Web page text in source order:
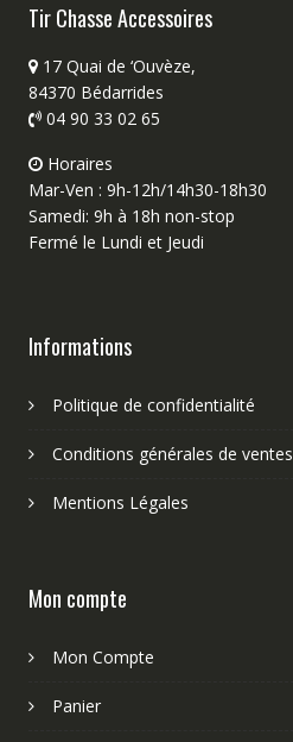
Tir Chasse Accessoires
17 Quai de ‘Ouvèze,
84370 Bédarrides
04 90 33 02 65
Horaires
Mar-Ven : 9h-12h/14h30-18h30
Samedi: 9h à 18h non-stop
Fermé le Lundi et Jeudi
Informations
Politique de confidentialité
Conditions générales de ventes
Mentions Légales
Mon compte
Mon Compte
Panier